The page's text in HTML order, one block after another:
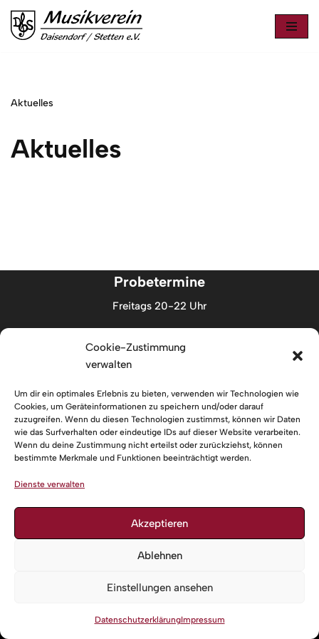
Cookie-Zustimmung
verwalten
Um dir ein optimales Erlebnis zu bieten, verwenden wir Technologien wie
Cookies, um Geräteinformationen zu speichern und/oder darauf
zuzugreifen. Wenn du diesen Technologien zustimmst, können wir Daten
wie das Surfverhalten oder eindeutige IDs auf dieser Website verarbeiten.
Wenn du deine Zustimmung nicht erteilst oder zurückziehst, können
bestimmte Merkmale und Funktionen beeinträchtigt werden.
Dienste verwalten
Akzeptieren
Ablehnen
Einstellungen ansehen
DatenschutzerklärungImpressum
Zum
Aktuelles
Aktuelles
Probetermine
Freitags 20-22 Uhr
Adresse
Kirchstraße 11
Ansprechpartner
1. Vorsitzender: Thorsten Laier
2. Vorsitzende: Daniela Kümmerli
Dirigent: Michael Mensinger
Links
| Präsentiert vonWordPress